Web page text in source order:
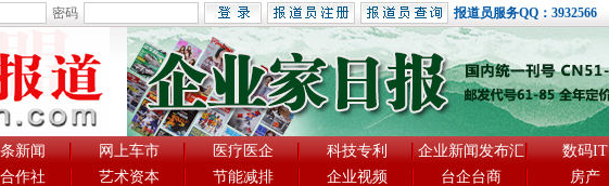
密码 报道员服务QQ：3932566
新闻 网上车市 医疗医企 科技专利 企业新闻发布汇 数码IT
作社
艺术资本 节能减排 企业视频 台企台商 房产